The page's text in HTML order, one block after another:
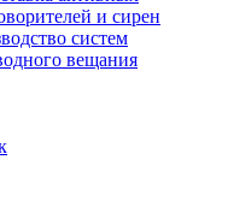
и сирен
систем
вещания